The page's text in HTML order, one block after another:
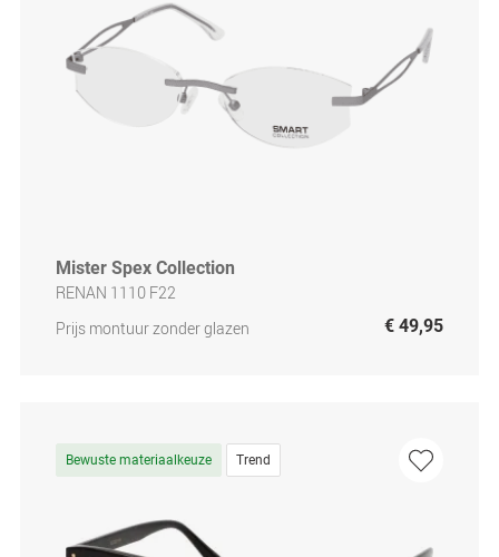
Mister Spex Collection
RENAN 1110 F22
Prijs montuur zonder glazen
€ 49,95
Bewuste materiaalkeuze Trend